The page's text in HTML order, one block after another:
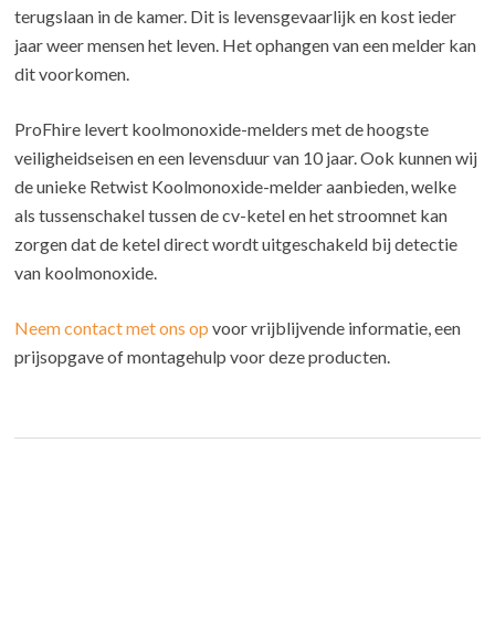
terugslaan in de kamer. Dit is levensgevaarlijk en kost ieder
jaar weer mensen het leven. Het ophangen van een melder kan
dit voorkomen.
ProFhire levert koolmonoxide-melders met de hoogste
veiligheidseisen en een levensduur van 10 jaar. Ook kunnen wij
de unieke Retwist Koolmonoxide-melder aanbieden, welke
als tussenschakel tussen de cv-ketel en het stroomnet kan
zorgen dat de ketel direct wordt uitgeschakeld bij detectie
van koolmonoxide.
Neem contact met ons op voor vrijblijvende informatie, een
prijsopgave of montagehulp voor deze producten.